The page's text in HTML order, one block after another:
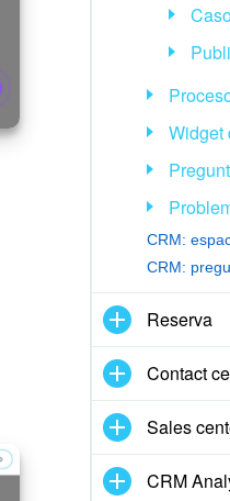
Widget
CRM:
CRM:
Reserva
Contact
Sales
CRM